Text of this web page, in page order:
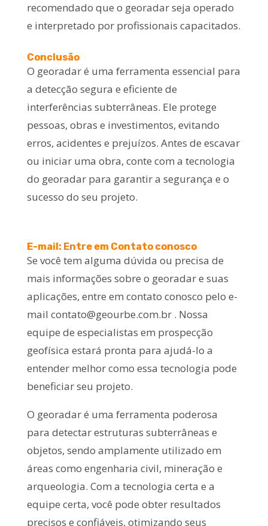
recomendado que o georadar seja operado
e interpretado por profissionais capacitados.
Conclusão
O georadar é uma ferramenta essencial para
a detecção segura e eficiente de
interferências subterrâneas. Ele protege
pessoas, obras e investimentos, evitando
erros, acidentes e prejuízos. Antes de escavar
ou iniciar uma obra, conte com a tecnologia
do georadar para garantir a segurança e o
sucesso do seu projeto.
E-mail: Entre em Contato conosco
Se você tem alguma dúvida ou precisa de
mais informações sobre o georadar e suas
aplicações, entre em contato conosco pelo e-
mail contato@geourbe.com.br. Nossa
equipe de especialistas em prospecção
geofísica estará pronta para ajudá-lo a
entender melhor como essa tecnologia pode
beneficiar seu projeto.
O georadar é uma ferramenta poderosa
para detectar estruturas subterrâneas e
objetos, sendo amplamente utilizado em
áreas como engenharia civil, mineração e
arqueologia. Com a tecnologia certa e a
equipe certa, você pode obter resultados
precisos e confiáveis, otimizando seus